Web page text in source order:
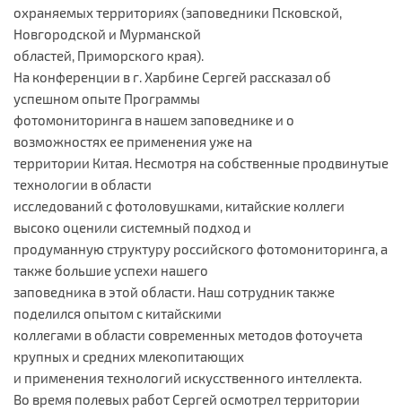
охраняемых территориях (заповедники Псковской,
Новгородской и Мурманской
областей, Приморского края).
На конференции в г. Харбине Сергей рассказал об
успешном опыте Программы
фотомониторинга в нашем заповеднике и о
возможностях ее применения уже на
территории Китая. Несмотря на собственные продвинутые
технологии в области
исследований с фотоловушками, китайские коллеги
высоко оценили системный подход и
продуманную структуру российского фотомониторинга, а
также большие успехи нашего
заповедника в этой области. Наш сотрудник также
поделился опытом с китайскими
коллегами в области современных методов фотоучета
крупных и средних млекопитающих
и применения технологий искусственного интеллекта.
Во время полевых работ Сергей осмотрел территории